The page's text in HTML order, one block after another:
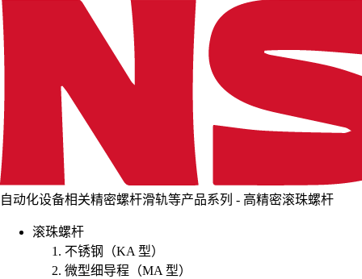
自动化设备相关精密螺杆滑轨等产品系列 - 高精密滚珠螺杆
滚珠螺杆
不锈钢（KA 型）
微型细导程（MA 型）